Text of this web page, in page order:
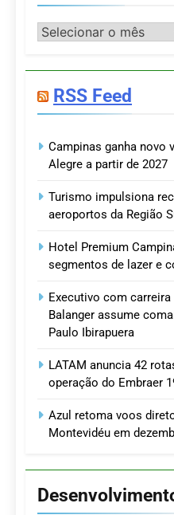
Postagens
RSS Feed
Campinas ganha novo
Alegre a partir de 2027
Turismo impulsiona
aeroportos da Região
Hotel Premium
segmentos de lazer e
Executivo com
Balanger assume
Paulo Ibirapuera
LATAM anuncia 42
operação do Embraer
Azul retoma voos
Montevidéu em